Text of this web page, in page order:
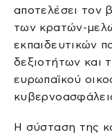
αποτελέσει τον
των κρατών-
εκπαιδευτικών
δεξιοτήτων και
ευρωπαϊκού
Η σύσταση της